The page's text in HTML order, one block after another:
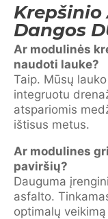
Krepšinio
Dangos
Ar modulinės
naudoti lauke?
Taip. Mūsų
integruotu
atspariomis
ištisus metus.
Ar modulines
paviršių?
Dauguma
asfalto.
optimalų